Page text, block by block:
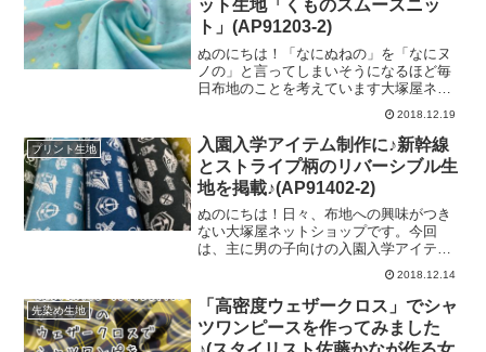
るのです。＼
るお花をプラス！そして、傍らにメッセ
ージが！”――Have a slow living.（ゆった
りと暮らしましょう）”う～ん、メッセー
ジも含めて、なんて癒やされる布地なの
でしょうか♡＼ 淡いカラーもございま
す ／「ベビー服」や「スタイ」などを
お作りいただくのも、よいですね♪＼ 水
色もあります♡ ／ロングセラーのうぎ
ちゃん柄を重ねてみると・・・＼ フ
ット生地「くものスムースニッ
ト」(AP91203-2)
ぬのにちは！「なにぬねの」を「なにヌ
ノの」と言ってしまいそうになるほど毎
日布地のことを考えています大塚屋ネッ
ースニット」に続きまして、今回は同素
材の別の柄「くものスムースニット」を
ご紹介いたします。可愛いパステルカラ
ーの「雲柄」を中心として、そのまわり
にお星さまや雨の雫のようなドット柄を
プリントしています。ブルー系の他に、
ピンクと白のカラーもございます♡前回
のリボン柄は主に女の子向けの柄でした
が、今回の柄は男の子・女の子問わずご
使用いただきやすいかと思います♪ぜひ、
すてきな「ロンパース」「スタイ」など
をご制作くださいませ♡くものスムース
ニット(リンク先に商品
2018.12.19
プリント生地
入園入学アイテム制作に♪新幹線
とストライプ柄のリバーシブル生
地を掲載♪(AP91402-2)
ぬのにちは！日々、布地への興味がつき
ない大塚屋ネットショップです。今回
は、主に男の子向けの入園入学アイテム
作りにぴったりな生地をご紹介いたしま
す。＼ モチーフは、新幹線！ ／ワッ
ペンのようなテイストで描かれた新幹線
や英字ロゴを、ツイル生地にプリントし
ています。デニム調の雰囲気を出してい
2018.12.14
先染め生地
「高密度ウェザークロス」でシャ
ツワンピースを作ってみました